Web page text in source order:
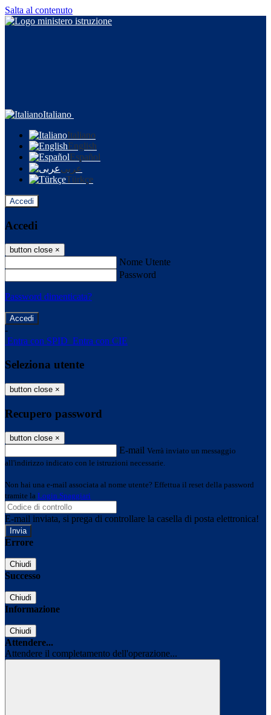
Salta al contenuto
Italiano
Italiano
English
Español
عربى
Türkçe
Accedi
Accedi
button close ×
Nome Utente
Password
Password dimenticata?
-
Entra con SPID Entra con CIE
Seleziona utente
button close ×
Recupero password
button close ×
E-mail Verrà inviato un messaggio
all'indirizzo indicato con le istruzioni necessarie.
Non hai una e-mail associata al nome utente? Effettua il reset della password
tramite la Login Spaggiari
E-mail inviata, si prega di controllare la casella di posta elettronica!
Errore
Chiudi
Successo
Chiudi
Informazione
Chiudi
Attendere...
Attendere il completamento dell'operazione...